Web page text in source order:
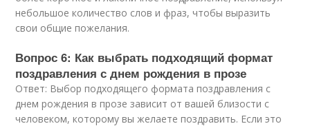
небольшое количество слов и фраз, чтобы выразить
свои общие пожелания.
Вопрос 6: Как выбрать подходящий формат
поздравления с днем рождения в прозе
Ответ: Выбор подходящего формата поздравления с
днем рождения в прозе зависит от вашей близости с
человеком, которому вы желаете поздравить. Если это